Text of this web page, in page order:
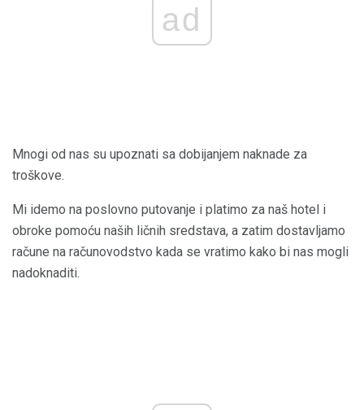
ad
Mnogi od nas su upoznati sa dobijanjem naknade za
troškove.
Mi idemo na poslovno putovanje i platimo za naš hotel i
obroke pomoću naših ličnih sredstava, a zatim dostavljamo
račune na računovodstvo kada se vratimo kako bi nas mogli
nadoknaditi.